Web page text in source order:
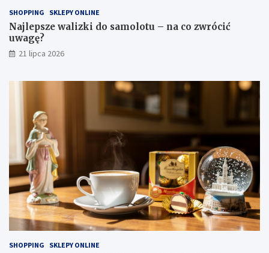
SHOPPING SKLEPY ONLINE
Najlepsze walizki do samolotu – na co zwrócić
uwagę?
21 lipca 2026
SHOPPING SKLEPY ONLINE